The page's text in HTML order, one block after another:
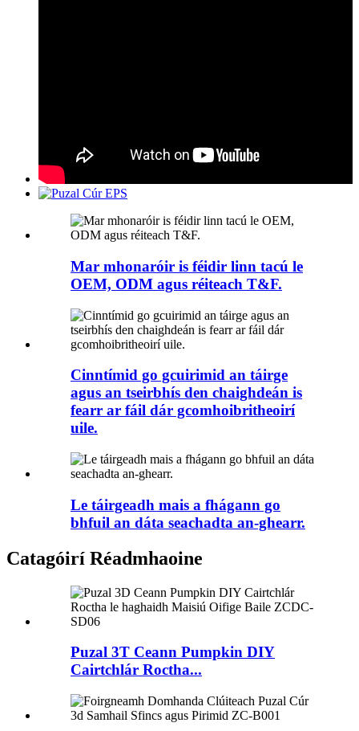
Mar mhonaróir is féidir linn tacú le
OEM, ODM agus réiteach T&F.
Cinntímid go gcuirimid an táirge
agus an tseirbhís den chaighdeán is
fearr ar fáil dár gcomhoibritheoirí
uile.
Le táirgeadh mais a fhágann go
bhfuil an dáta seachadta an-ghearr.
Catagóirí Réadmhaoine
Puzal 3T Ceann Pumpkin DIY
Cairtchlár Roctha...